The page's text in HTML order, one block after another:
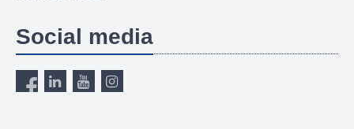
Social media